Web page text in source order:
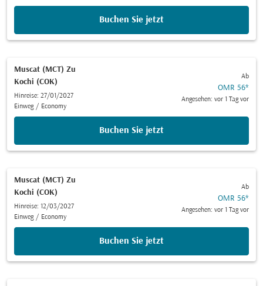
Buchen Sie jetzt
Muscat (MCT) Zu
Kochi (COK)
Hinreise: 27/01/2027
Einweg / Economy
Ab
OMR 56*
Angesehen: vor 1 Tag vor
Buchen Sie jetzt
Muscat (MCT) Zu
Kochi (COK)
Hinreise: 12/03/2027
Einweg / Economy
Ab
OMR 56*
Angesehen: vor 1 Tag vor
Buchen Sie jetzt